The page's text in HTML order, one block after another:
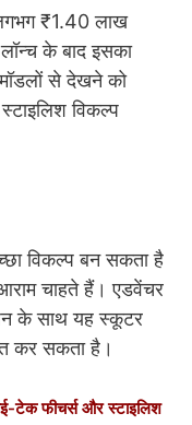
₹1.40 लाख
के बाद इसका
से देखने को
विकल्प
विकल्प बन सकता है
चाहते हैं। एडवेंचर
के साथ यह स्कूटर
कर सकता है।
टेक फीचर्स और स्टाइलिश